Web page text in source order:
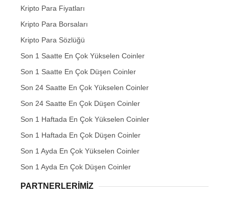
Kripto Para Fiyatları
Kripto Para Borsaları
Kripto Para Sözlüğü
Son 1 Saatte En Çok Yükselen Coinler
Son 1 Saatte En Çok Düşen Coinler
Son 24 Saatte En Çok Yükselen Coinler
Son 24 Saatte En Çok Düşen Coinler
Son 1 Haftada En Çok Yükselen Coinler
Son 1 Haftada En Çok Düşen Coinler
Son 1 Ayda En Çok Yükselen Coinler
Son 1 Ayda En Çok Düşen Coinler
PARTNERLERIMIZ